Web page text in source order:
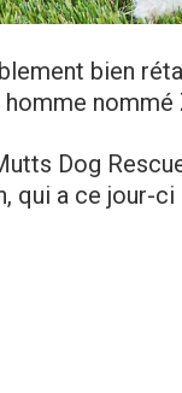
bien
homme nommé
Dog
qui a ce jour-ci